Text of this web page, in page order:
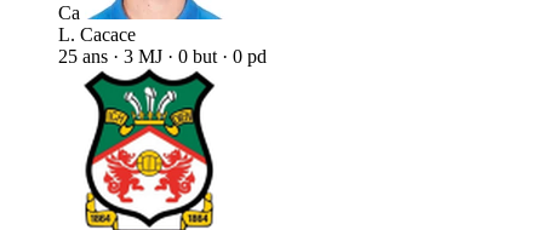
Ca
L. Cacace
25 ans · 3 MJ · 0 but · 0 pd